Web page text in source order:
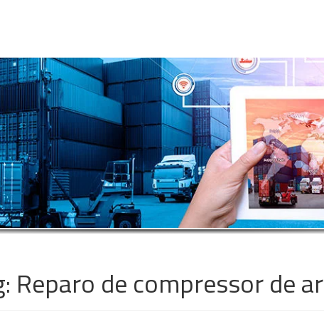
Reparo de compressor de ar